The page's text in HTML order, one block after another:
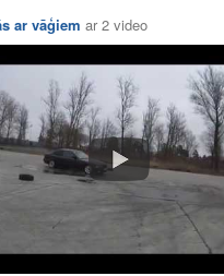
ar vāģiem ar2 video